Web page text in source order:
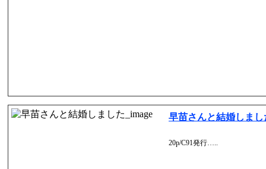
早苗さんと結婚しまし
20p/C91発行…..